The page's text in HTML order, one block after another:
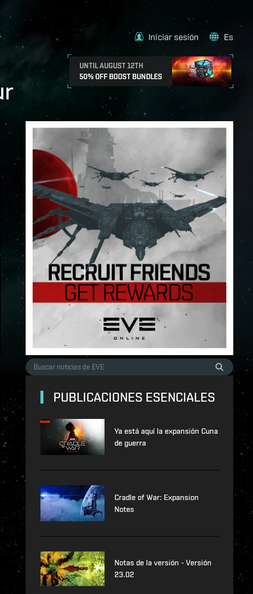
UNTIL AUGUST 12TH
50% OFF BOOST BUNDLES
Iniciar sesión Es
PUBLICACIONES ESENCIALES
Ya está aquí la expansión Cuna
de guerra
Cradle of War: Expansion
Notes
Notas de la versión - Versión
23.02